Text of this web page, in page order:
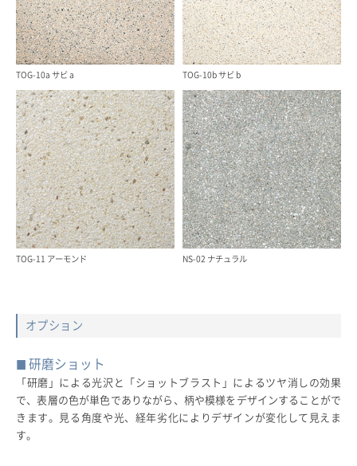
TOG-10a サビ a TOG-10b サビ b
TOG-11 アーモンド NS-02 ナチュラル
オプション
研磨ショット
「研磨」による光沢と「ショットブラスト」によるツヤ消しの効果
で、表層の色が単色でありながら、柄や模様をデザインすることがで
きます。見る角度や光、経年劣化によりデザインが変化して見えま
す。